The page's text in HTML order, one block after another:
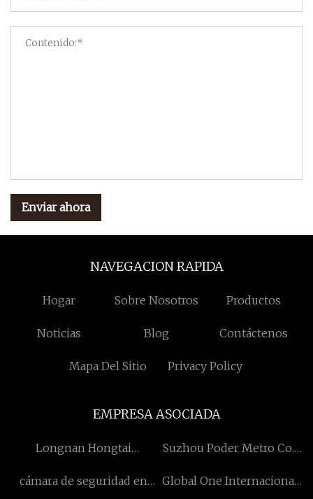
Enviar ahora
NAVEGACION RAPIDA
Hogar Sobre Nosotros Productos
Noticias Blog Contáctenos
Mapa Del Sitio Privacy Policy
EMPRESA ASOCIADA
Longnan Hongtai
Suzhou Poder Metro Co.,
cámara de seguridad en
Global One Internacional